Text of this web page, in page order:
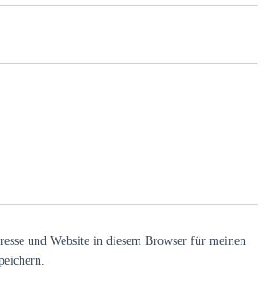
und Website in diesem Browser für meinen